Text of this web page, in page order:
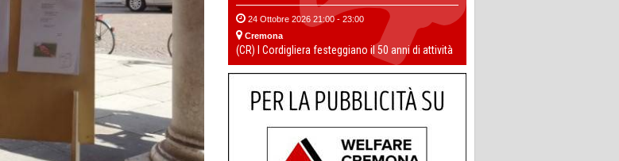
24 Ottobre 2026 21:00 - 23:00
Cremona
(CR) I Cordigliera festeggiano il 50 anni di attività